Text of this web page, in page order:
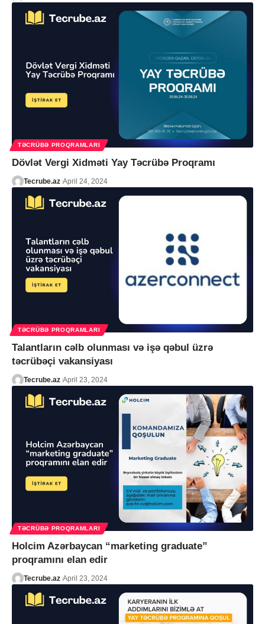
TƏCRÜBƏ PROQRAMLARI
Dövlət Vergi Xidməti Yay Təcrübə Proqramı
Tecrube.az April 24, 2024
TƏCRÜBƏ PROQRAMLARI
Talantların cəlb olunması və işə qəbul üzrə
təcrübəçi vakansiyası
Tecrube.az April 23, 2024
TƏCRÜBƏ PROQRAMLARI
Holcim Azərbaycan “marketing graduate”
proqramını elan edir
Tecrube.az April 23, 2024